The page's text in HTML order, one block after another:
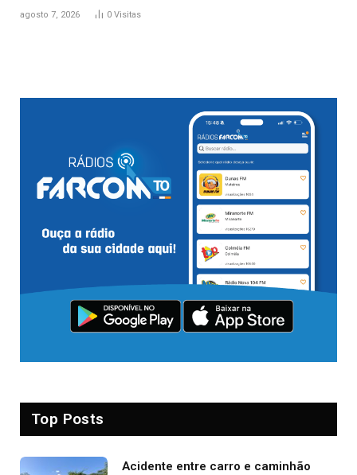
agosto 7, 2026 0 Visitas
Top Posts
Acidente entre carro e caminhão